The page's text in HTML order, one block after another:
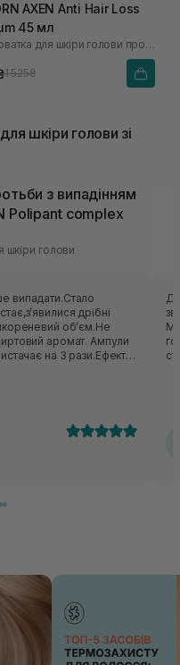
AXEN Anti Hair Loss
45 мл
Сироватка для шкіри голови проти випадіння волосся
1 525₴
шкіри голови зі
з випадінням
Polipant complex
голови
випадати.Стало
дрібні
аромат. Ампули
на 3 рази.Ефект